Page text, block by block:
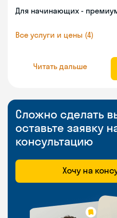
Для начинающих -
Все услуги и цены (4)
Читать дальше
Сложно сделать
оставьте заявку
консультацию
Хочу на